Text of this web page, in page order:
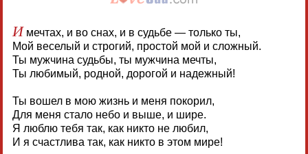
И мечтах, и во снах, и в судьбе — только ты,
Мой веселый и строгий, простой мой и сложный.
Ты мужчина судьбы, ты мужчина мечты,
Ты любимый, родной, дорогой и надежный!
Ты вошел в мою жизнь и меня покорил,
Для меня стало небо и выше, и шире.
Я люблю тебя так, как никто не любил,
И я счастлива так, как никто в этом мире!